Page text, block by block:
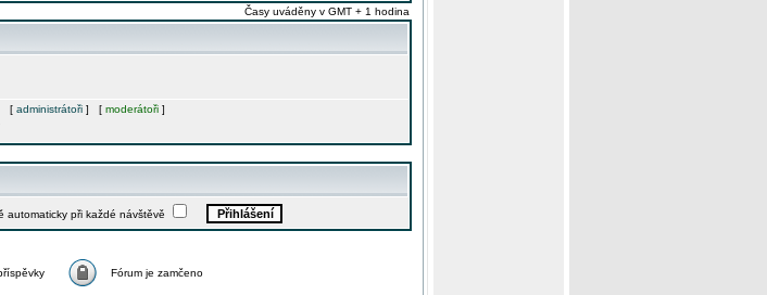
Časy uváděny v GMT + 1 hodina
[ administrátoři ] [ moderátoři ]
při každé návštěvě
Fórum je zamčeno